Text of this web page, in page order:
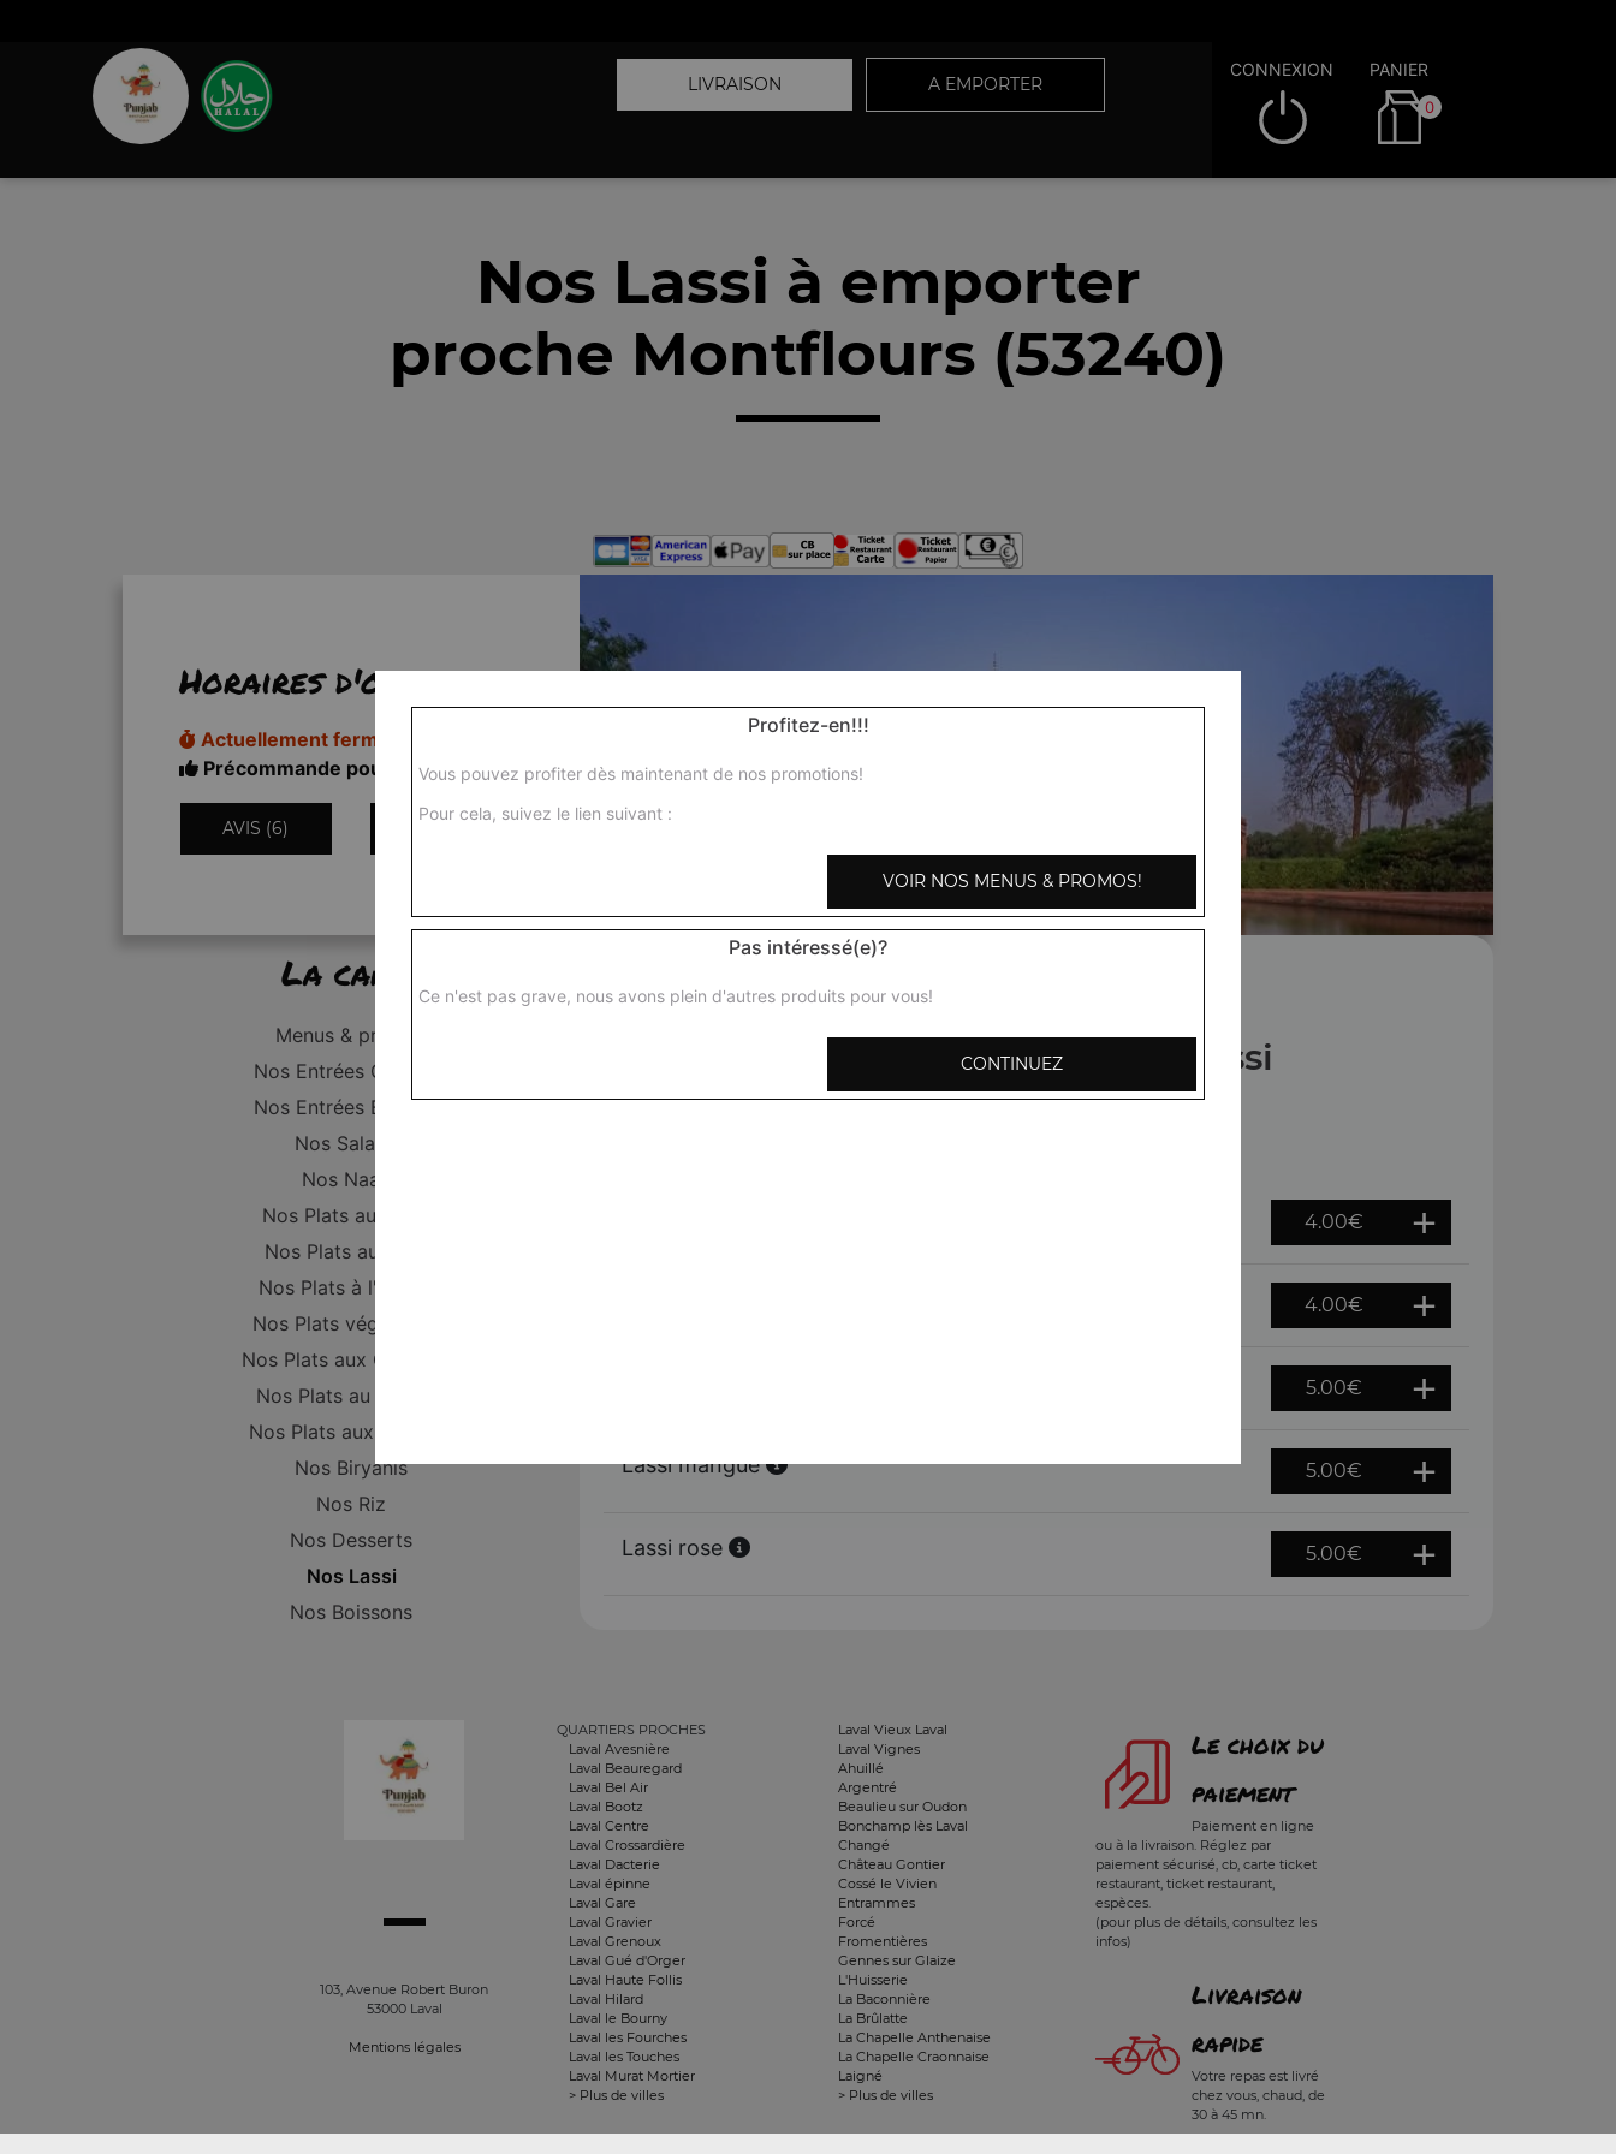
LIVRAISON A EMPORTER
CONNEXION PANIER
0
Nos Lassi à emporter
proche Montflours (53240)
Horaires d'ouverture
Actuellement fermé
Précommande pour 11h50
AVIS (6) INFORMATIONS
La carte
Menus & promos
Nos Entrées Grillades
Nos Entrées Beignets
Nos Salades
Nos Naans
Nos Plats au Poulet
Nos Plats au Boeuf
Nos Plats à l'Agneau
Nos Plats végétariens
Nos Plats aux Crevettes
Nos Plats au Poisson
Nos Plats aux Gambas
Nos Biryanis
Nos Riz
Nos Desserts
Nos Lassi
Nos Boissons
Nos Lassi
4.00€
4.00€
5.00€
Lassi mangue 5.00€
Lassi rose 5.00€
103, Avenue Robert Buron
53000 Laval
Mentions légales
QUARTIERS PROCHES
Laval Avesnière
Laval Beauregard
Laval Bel Air
Laval Bootz
Laval Centre
Laval Crossardière
Laval Dacterie
Laval épinne
Laval Gare
Laval Gravier
Laval Grenoux
Laval Gué d'Orger
Laval Haute Follis
Laval Hilard
Laval le Bourny
Laval les Fourches
Laval les Touches
Laval Murat Mortier
> Plus de villes
Laval Vieux Laval
Laval Vignes
Ahuillé
Argentré
Beaulieu sur Oudon
Bonchamp lès Laval
Changé
Château Gontier
Cossé le Vivien
Entrammes
Forcé
Fromentières
Gennes sur Glaize
L'Huisserie
La Baconnière
La Brûlatte
La Chapelle Anthenaise
La Chapelle Craonnaise
Laigné
> Plus de villes
Le choix du
paiement
Paiement en ligne
ou à la livraison. Réglez par
paiement sécurisé, cb, carte ticket
restaurant, ticket restaurant,
espèces.
(pour plus de détails, consultez les
infos)
Livraison
rapide
Votre repas est livré
chez vous, chaud, de
30 à 45 mn.
Profitez-en!!!
Vous pouvez profiter dès maintenant de nos promotions!
Pour cela, suivez le lien suivant :
VOIR NOS MENUS & PROMOS!
Pas intéressé(e)?
Ce n'est pas grave, nous avons plein d'autres produits pour vous!
CONTINUEZ